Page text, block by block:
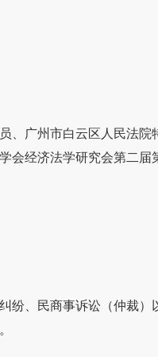
、广州市白云区人民法
会经济法学研究会第二
纷、民商事诉讼（仲裁